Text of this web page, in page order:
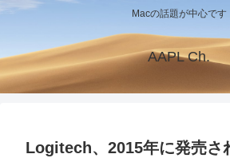
Macの話題が中心です
AAPL Ch.
Logitech、2015年に発売さ